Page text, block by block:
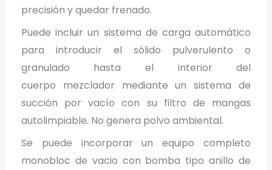
precisión y quedar frenado.
Puede incluir un sistema de carga automático
para introducir el sólido pulverulento o
granulado hasta el interior del
cuerpo mezclador mediante un sistema de
succión por vacío con su filtro de mangas
autolimpiable. No genera polvo ambiental.
Se puede incorporar un equipo completo
monobloc de vacio con bomba tipo anillo de